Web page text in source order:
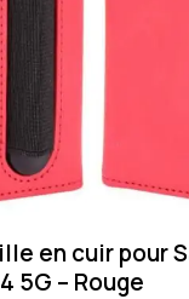
en cuir pour
5G – Rouge